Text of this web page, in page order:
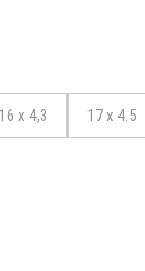
16 x 4,3 17 x 4.5